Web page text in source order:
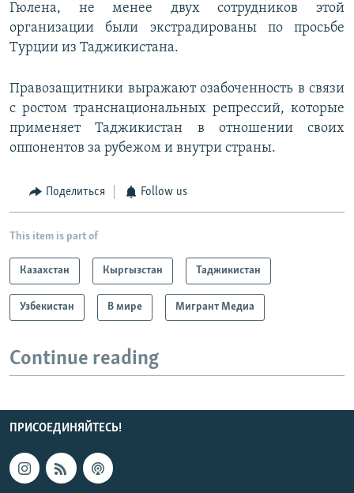
Гюлена, не менее двух сотрудников этой
организации были экстрадированы по просьбе
Турции из Таджикистана.
Правозащитники выражают озабоченность в связи
с ростом транснациональных репрессий, которые
применяет Таджикистан в отношении своих
оппонентов за рубежом и внутри страны.
Поделиться Follow us
This item is part of
Казахстан Кыргызстан Таджикистан
Узбекистан В мире Мигрант Медиа
Continue reading
ПРИСОЕДИНЯЙТЕСЬ!